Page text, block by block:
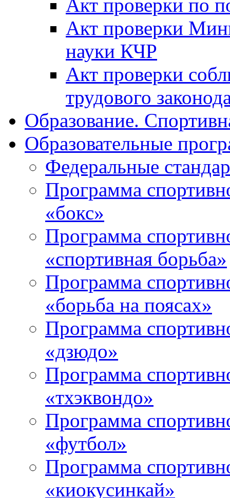
Акт проверки по
Акт проверки
науки КЧР
Акт проверки
трудового
Образование.
Образовательные
Федеральные
Программа
«бокс»
Программа
«спортивная борьба»
Программа
«борьба на поясах»
Программа
«дзюдо»
Программа
«тхэквондо»
Программа
«футбол»
Программа
«киокусинкай»